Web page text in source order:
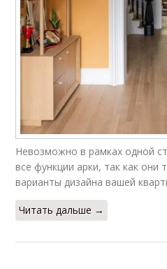
Арки для низких
Арка в доме
Прямоугольная арка
Невозможно в рамках одной
все функции арки, так как они
варианты дизайна вашей
Читать дальше →